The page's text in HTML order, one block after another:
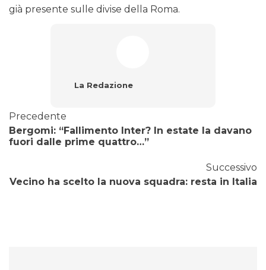
già presente sulle divise della Roma.
La Redazione
Precedente
Bergomi: “Fallimento Inter? In estate la davano
fuori dalle prime quattro…”
Successivo
Vecino ha scelto la nuova squadra: resta in Italia